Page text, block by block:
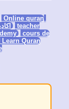
online Online
اكاديمية
Academy cours
Learn Quran
Online